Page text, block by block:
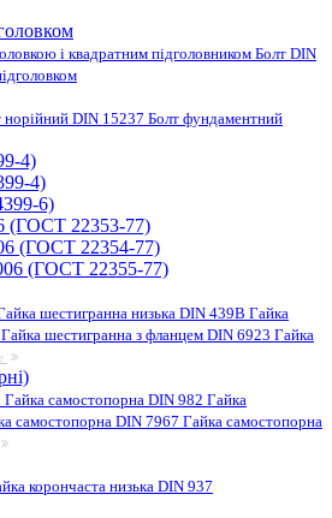
і квадратним підголовником Болт DIN
норійний DIN 15237 Болт фундаментний
4)
4)
6)
(ГОСТ 22353-77)
(ГОСТ 22354-77)
(ГОСТ 22355-77)
шестигранна низька DIN 439B Гайка
Гайка шестигранна з фланцем DIN 6923 Гайка
Гайка самостопорна DIN 982 Гайка
самостопорна DIN 7967 Гайка самостопорна
корончаста низька DIN 937